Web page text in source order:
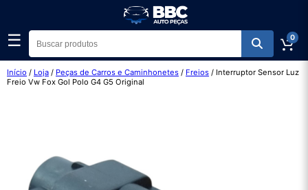
☰ 0
Início / Loja / Peças de Carros e Caminhonetes / Freios / Interruptor Sensor Luz
Freio Vw Fox Gol Polo G4 G5 Original